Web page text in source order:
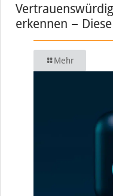
erkennen −
Mehr